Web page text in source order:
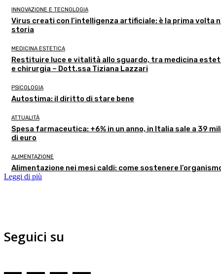
INNOVAZIONE E TECNOLOGIA
Virus creati con l’intelligenza artificiale: è la prima volta
storia
MEDICINA ESTETICA
Restituire luce e vitalità allo sguardo, tra medicina
e chirurgia – Dott.ssa Tiziana Lazzari
PSICOLOGIA
Autostima: il diritto di stare bene
ATTUALITÀ
Spesa farmaceutica: +6% in un anno, in Italia sale a 39
di euro
ALIMENTAZIONE
Alimentazione nei mesi caldi: come sostenere
Leggi di più
Seguici su